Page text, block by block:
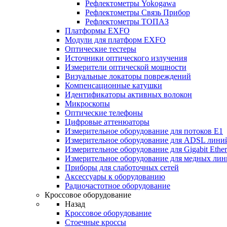
Рефлектометры Yokogawa
Рефлектометры Связь Прибор
Рефлектометры ТОПАЗ
Платформы EXFO
Модули для платформ EXFO
Оптические тестеры
Источники оптического излучения
Измерители оптической мощности
Визуальные локаторы повреждений
Компенсационные катушки
Идентификаторы активных волокон
Микроскопы
Оптические телефоны
Цифровые аттенюаторы
Измерительное оборудование для потоков Е1
Измерительное оборудование для ADSL
Измерительное оборудование для Gigabit
Измерительное оборудование для медных
Приборы для слаботочных сетей
Аксессуары к оборудованию
Радиочастотное оборудование
Кроссовое оборудование
Назад
Кроссовое оборудование
Стоечные кроссы